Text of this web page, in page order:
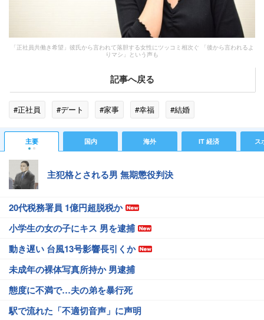
「正社員共働き希望」彼氏から言われて落胆する女性にツッコミ相次ぐ 「後から言われるよ
りマシ」という声も
記事へ戻る
#正社員 #デート #家事 #幸福 #結婚
主要 国内 海外 IT 経済 ス
主犯格とされる男 無期懲役判決
20代税務署員 1億円超脱税か
小学生の女の子にキス 男を逮捕
動き遅い 台風13号影響長引くか
未成年の裸体写真所持か 男逮捕
態度に不満で…夫の弟を暴行死
駅で流れた「不適切音声」に声明